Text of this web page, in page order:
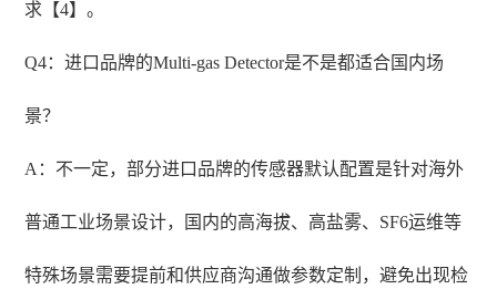
求【4】。
Q4：进口品牌的Multi-gas Detector是不是都适合国内场
景？
A：不一定，部分进口品牌的传感器默认配置是针对海外
普通工业场景设计，国内的高海拔、高盐雾、SF6运维等
特殊场景需要提前和供应商沟通做参数定制，避免出现检